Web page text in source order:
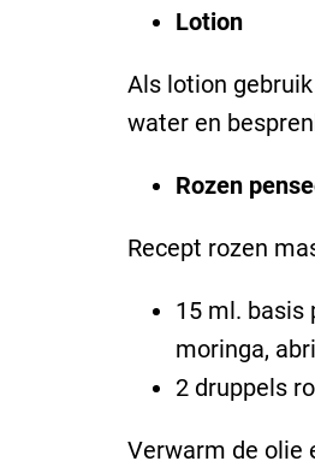
Lotion
Als lotion
water en
Rozen
Recept rozen
15 ml. basis
moringa,
2 druppels
Verwarm de olie